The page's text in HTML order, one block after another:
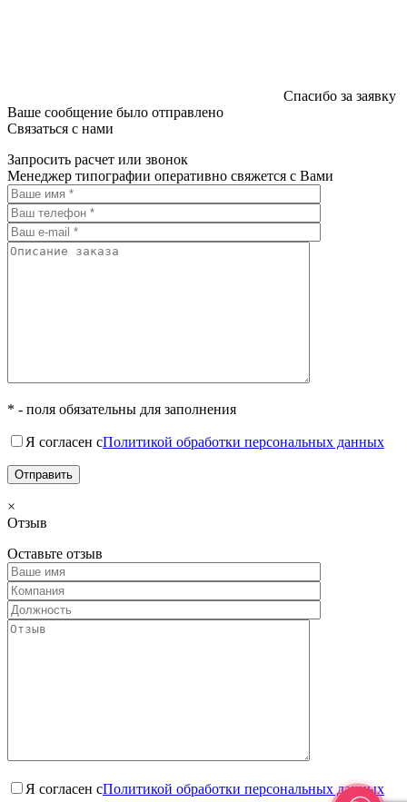
Спасибо за заявку
Ваше сообщение было отправлено
Связаться с нами
Запросить расчет или звонок
Менеджер типографии оперативно свяжется с Вами
* - поля обязательны для заполнения
Я согласен сПолитикой обработки персональных данных
×
Отзыв
Оставьте отзыв
Я согласен сПолитикой обработки персональных данных